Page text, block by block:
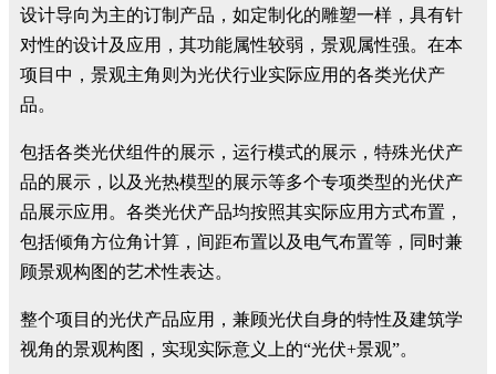
设计导向为主的订制产品，如定制化的雕塑一样，具有针
对性的设计及应用，其功能属性较弱，景观属性强。在本
项目中，景观主角则为光伏行业实际应用的各类光伏产
品。
包括各类光伏组件的展示，运行模式的展示，特殊光伏产
品的展示，以及光热模型的展示等多个专项类型的光伏产
品展示应用。各类光伏产品均按照其实际应用方式布置，
包括倾角方位角计算，间距布置以及电气布置等，同时兼
顾景观构图的艺术性表达。
整个项目的光伏产品应用，兼顾光伏自身的特性及建筑学
视角的景观构图，实现实际意义上的“光伏+景观”。